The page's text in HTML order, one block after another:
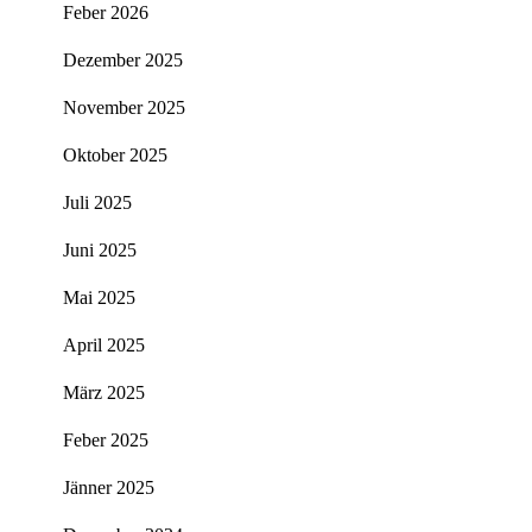
Feber 2026
Dezember 2025
November 2025
Oktober 2025
Juli 2025
Juni 2025
Mai 2025
April 2025
März 2025
Feber 2025
Jänner 2025